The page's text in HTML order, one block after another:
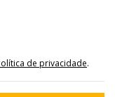
de privacidade.